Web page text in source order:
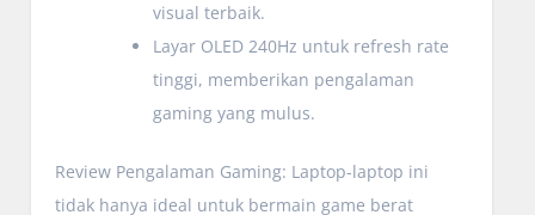
visual terbaik.
Layar OLED 240Hz untuk refresh rate
tinggi, memberikan pengalaman
gaming yang mulus.
Review Pengalaman Gaming: Laptop-laptop ini
tidak hanya ideal untuk bermain game berat